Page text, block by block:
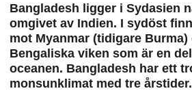
Bangladesh ligger i Sydasien
omgivet av Indien. I sydöst
mot Myanmar (tidigare
Bengaliska viken som är en
oceanen. Bangladesh har ett
monsunklimat med tre årstider.